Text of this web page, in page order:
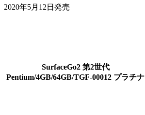
2020年5月12日発売
SurfaceGo2 第2世代
Pentium/4GB/64GB/TGF-00012 プラチナ